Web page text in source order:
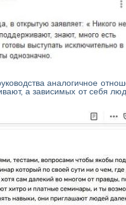
аналогичное
а зависимых от себя